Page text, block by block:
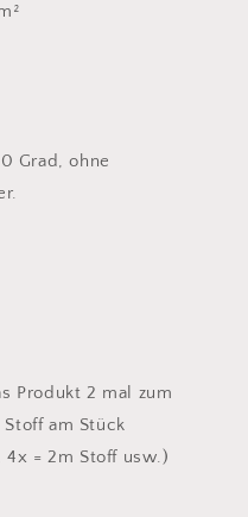
Grad, ohne
Produkt 2 mal zum
am Stück
4x = 2m Stoff usw.)